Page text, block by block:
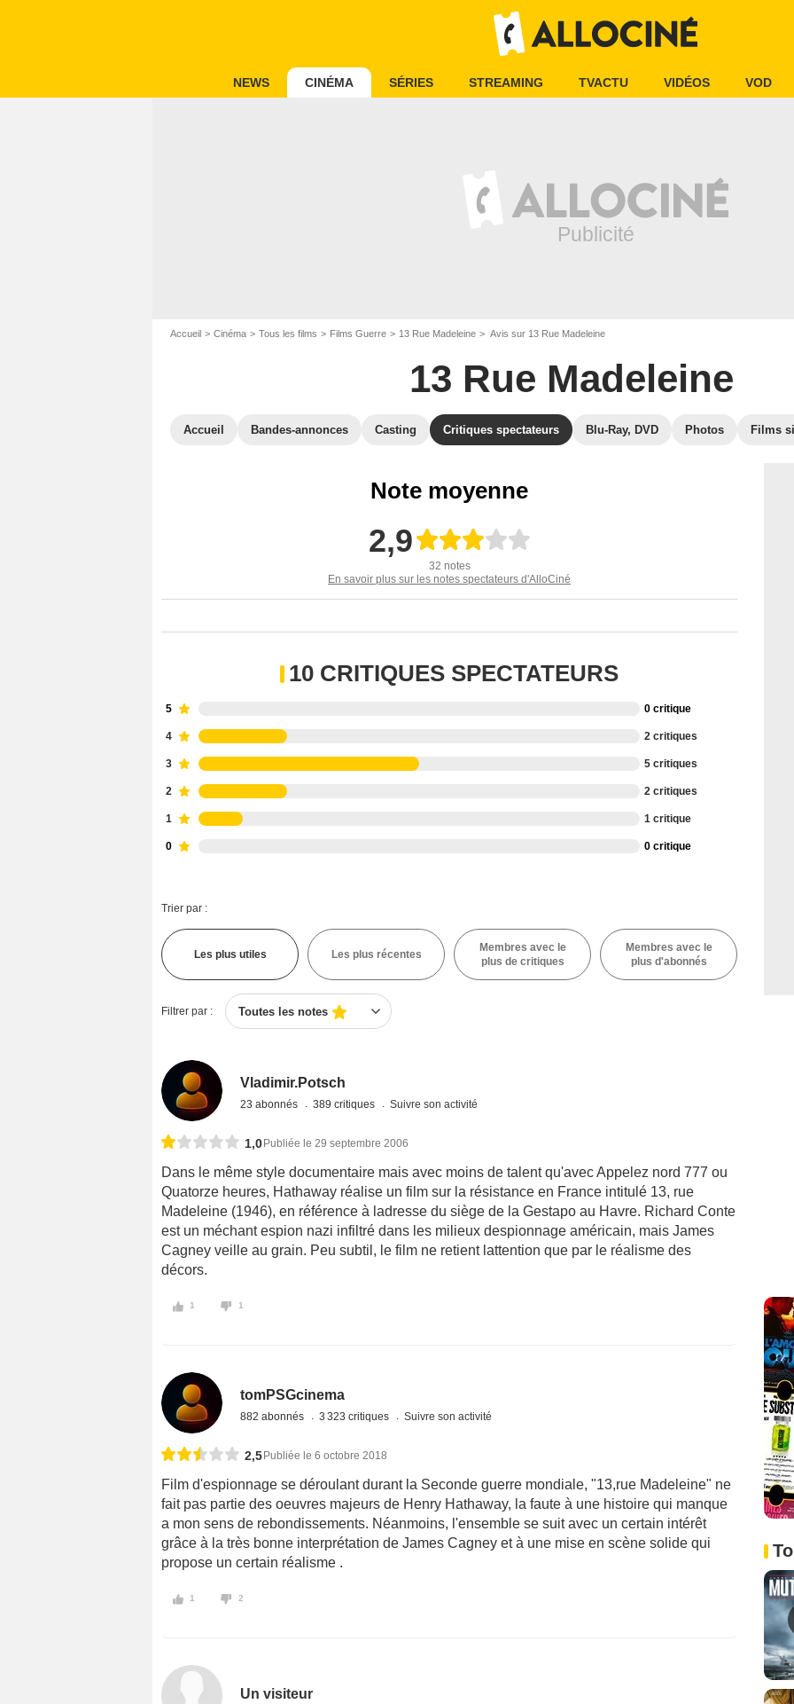
NEWS CINÉMA SÉRIES STREAMING TVACTU VIDÉOS VOD
Accueil Cinéma Tous les films Films Guerre 13 Rue Madeleine Avis sur 13 Rue Madeleine
13 Rue Madeleine
Accueil Bandes-annonces Casting Critiques spectateurs Blu-Ray, DVD Photos Films
Note moyenne
2,9
32 notes
En savoir plus sur les notes spectateurs d'AlloCiné
10 CRITIQUES SPECTATEURS
5 0 critique
4 2 critiques
3 5 critiques
2 2 critiques
1 1 critique
0 0 critique
Trier par :
Les plus utiles Les plus récentes
Membres avec le
plus de critiques
Membres avec le
plus d'abonnés
Filtrer par : Toutes les notes
Vladimir.Potsch
23 abonnés 389 critiques Suivre son activité
1,0 Publiée le 29 septembre 2006
Dans le même style documentaire mais avec moins de talent qu'avec Appelez nord 777 ou
Quatorze heures, Hathaway réalise un film sur la résistance en France intitulé 13, rue
Madeleine (1946), en référence à ladresse du siège de la Gestapo au Havre. Richard Conte
est un méchant espion nazi infiltré dans les milieux despionnage américain, mais James
Cagney veille au grain. Peu subtil, le film ne retient lattention que par le réalisme des
décors.
1 1
tomPSGcinema
882 abonnés 3 323 critiques Suivre son activité
2,5Publiée le 6 octobre 2018
Film d'espionnage se déroulant durant la Seconde guerre mondiale, "13,rue Madeleine" ne
fait pas partie des oeuvres majeurs de Henry Hathaway, la faute à une histoire qui manque
a mon sens de rebondissements. Néanmoins, l'ensemble se suit avec un certain intérêt
grâce à la très bonne interprétation de James Cagney et à une mise en scène solide qui
propose un certain réalisme .
1 2
Un visiteur